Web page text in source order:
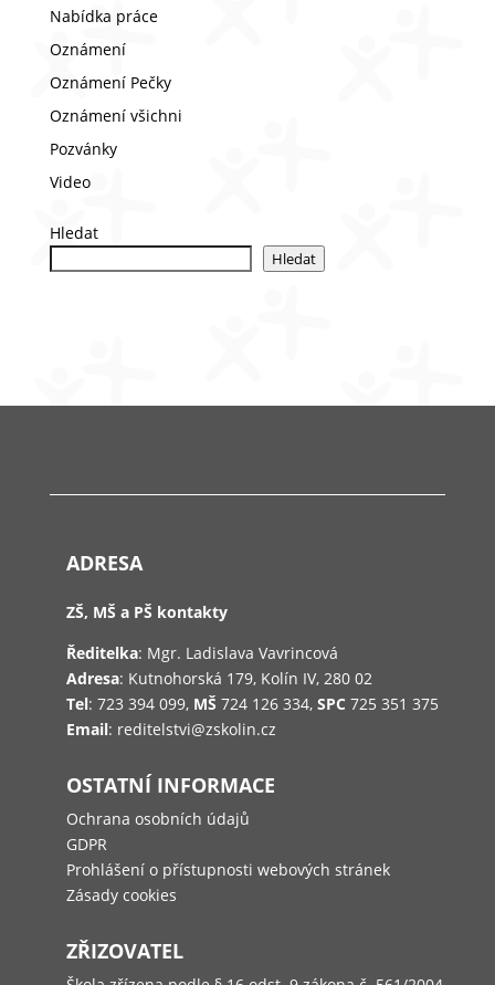
Nabídka práce
Oznámení
Oznámení Pečky
Oznámení všichni
Pozvánky
Video
Hledat
Hledat
ADRESA
ZŠ, MŠ a PŠ kontakty
Ředitelka: Mgr. Ladislava Vavrincová
Adresa: Kutnohorská 179, Kolín IV, 280 02
Tel: 723 394 099, MŠ 724 126 334, SPC 725 351 375
Email: reditelstvi@zskolin.cz
OSTATNÍ INFORMACE
Ochrana osobních údajů
GDPR
Prohlášení o přístupnosti webových stránek
Zásady cookies
ZŘIZOVATEL